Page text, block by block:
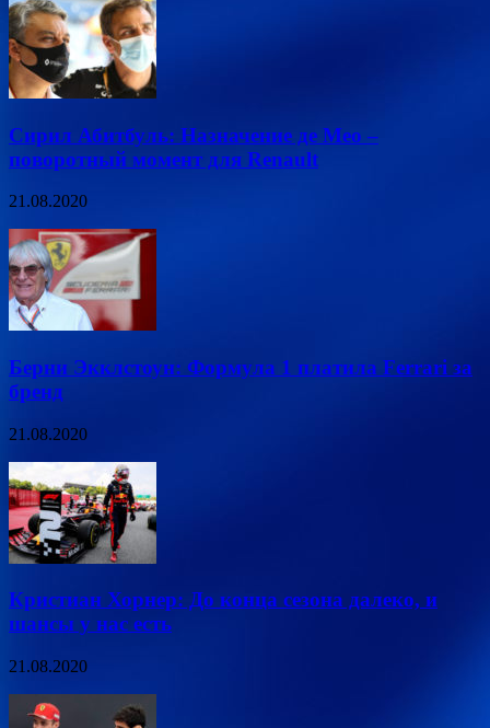
Сирил Абитбуль: Назначение де Мео –
поворотный момент для Renault
21.08.2020
Берни Экклстоун: Формула 1 платила Ferrari за
бренд
21.08.2020
Кристиан Хорнер: До конца сезона далеко, и
шансы у нас есть
21.08.2020